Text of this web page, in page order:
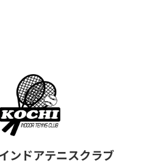
ンドアテニスクラブ